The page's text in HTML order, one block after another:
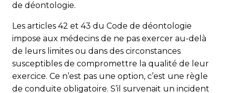
de déontologie.
Les articles 42 et 43 du Code de déontologie
impose aux médecins de ne pas exercer au-delà
de leurs limites ou dans des circonstances
susceptibles de compromettre la qualité de leur
exercice. Ce n’est pas une option, c’est une règle
de conduite obligatoire. S’il survenait un incident